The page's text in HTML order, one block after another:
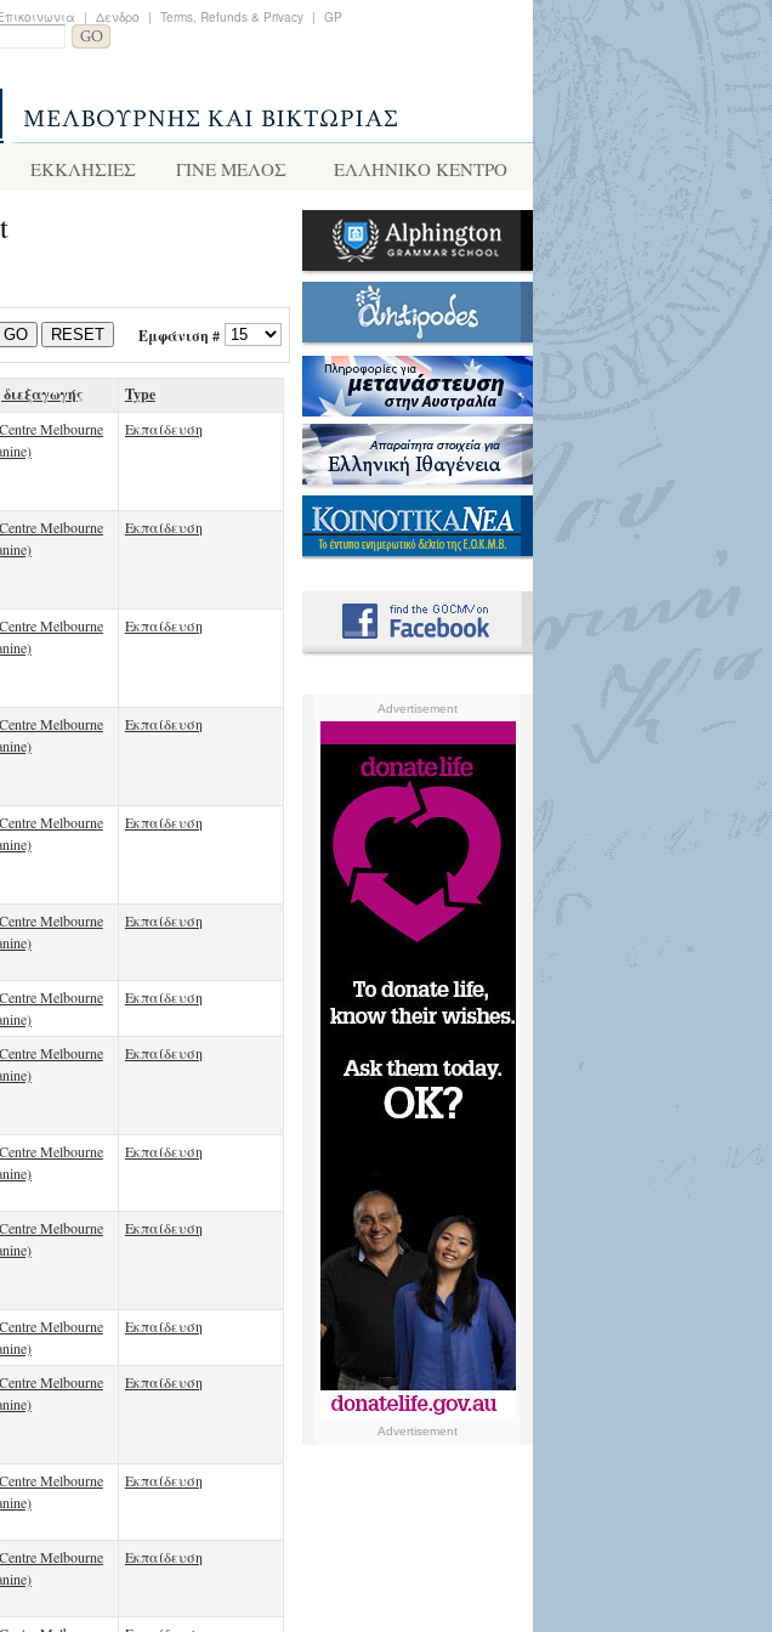
| Δενδρο | Terms, Refunds & Privacy | GP
ΕΚΚΛΗΣΙΕΣ ΓΙΝΕ ΜΕΛΟΣ ΕΛΛΗΝΙΚΌ ΚΈΝΤΡΟ
GO RESET Εμφάνιση #
Type
Melbourne
Εκπαίδευση
Melbourne
Εκπαίδευση
Melbourne
Εκπαίδευση
Melbourne
Εκπαίδευση
Melbourne
Εκπαίδευση
Melbourne
Εκπαίδευση
Melbourne
Εκπαίδευση
Melbourne
Εκπαίδευση
Melbourne
Εκπαίδευση
Melbourne
Εκπαίδευση
Melbourne
Εκπαίδευση
Melbourne
Εκπαίδευση
Melbourne
Εκπαίδευση
Melbourne
Εκπαίδευση
Advertisement
Advertisement